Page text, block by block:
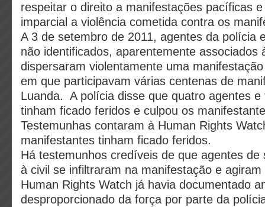
respeitar o direito a manifestações pacíficas
imparcial a violência cometida contra os
A 3 de setembro de 2011, agentes da polícia
não identificados, aparentemente associados
dispersaram violentamente uma
em que participavam várias centenas de
Luanda. A polícia disse que quatro agentes
tinham ficado feridos e culpou os
Testemunhas contaram à Human Rights
manifestantes tinham ficado feridos.
Há testemunhos credíveis de que agentes de
à civil se infiltraram na manifestação e agiram
Human Rights Watch já havia documentado
desproporcionado da força por parte da